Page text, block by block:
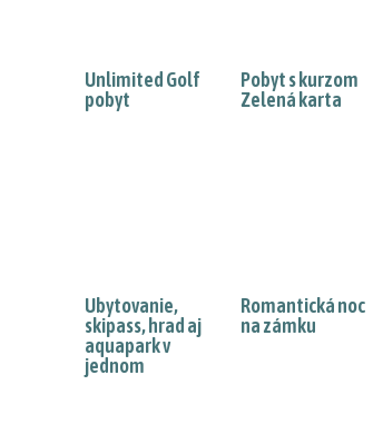
Unlimited Golf
pobyt
Pobyt s kurzom
Zelená karta
Ubytovanie,
skipass, hrad aj
aquapark v
jednom
Romantická noc
na zámku